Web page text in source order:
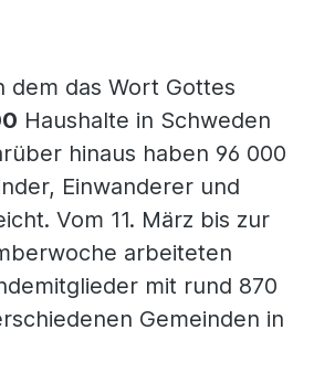
dem das Wort Gottes
Haushalte in Schweden
hinaus haben 96 000
Einwanderer und
Vom 11. März bis zur
arbeiteten
mit rund 870
Gemeinden in